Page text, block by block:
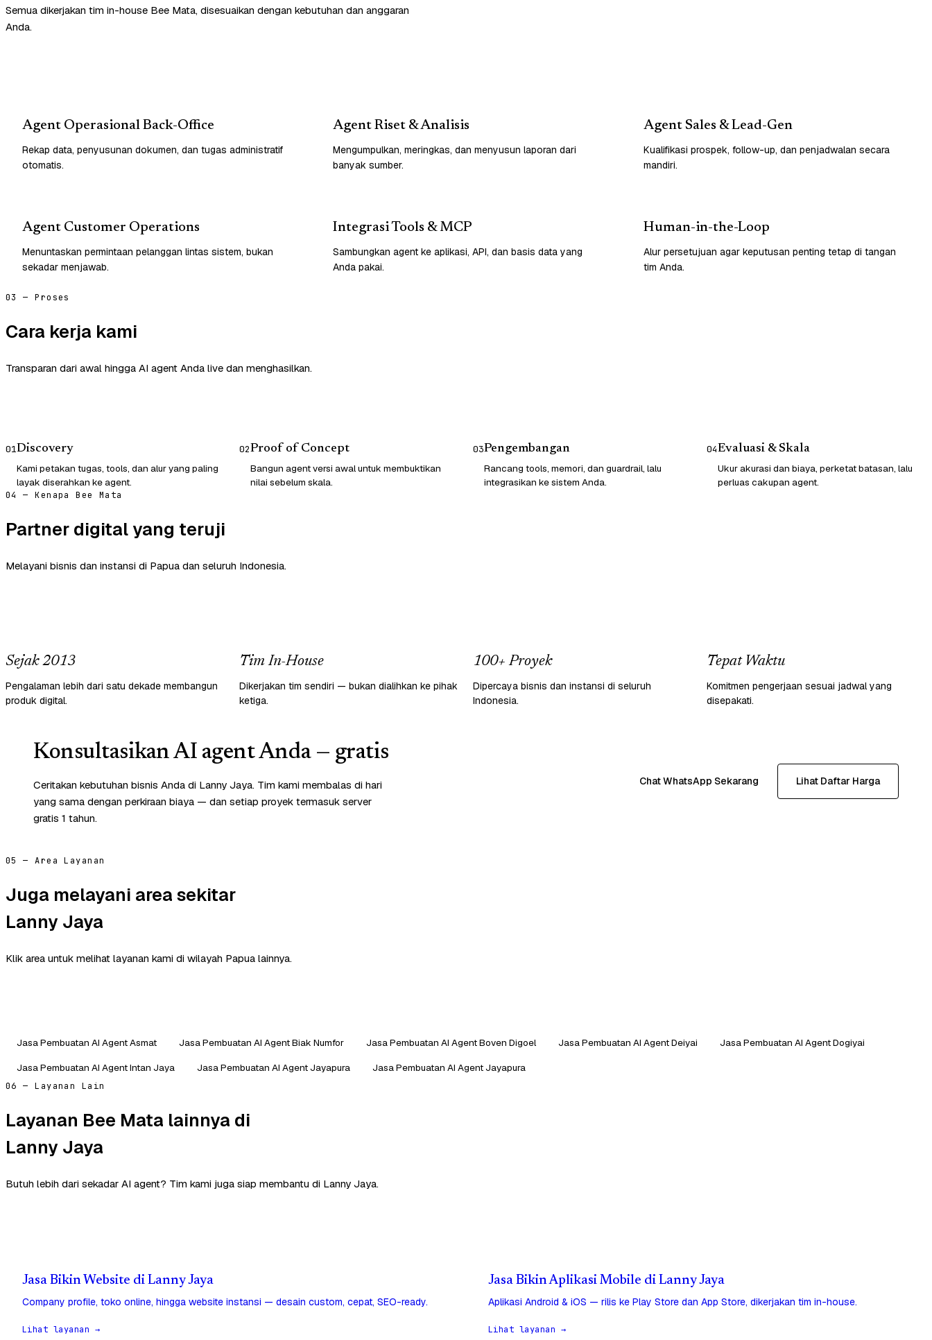
Semua dikerjakan tim in-house Bee Mata, disesuaikan dengan kebutuhan dan anggaran
Anda.
Agent Operasional Back-Office
Rekap data, penyusunan dokumen, dan tugas administratif
otomatis.
Agent Riset & Analisis
Mengumpulkan, meringkas, dan menyusun laporan dari
banyak sumber.
Agent Sales & Lead-Gen
Kualifikasi prospek, follow-up, dan penjadwalan secara
mandiri.
Agent Customer Operations
Menuntaskan permintaan pelanggan lintas sistem, bukan
sekadar menjawab.
Integrasi Tools & MCP
Sambungkan agent ke aplikasi, API, dan basis data yang
Anda pakai.
Human-in-the-Loop
Alur persetujuan agar keputusan penting tetap di tangan
tim Anda.
03 — Proses
Cara kerja kami
Transparan dari awal hingga AI agent Anda live dan menghasilkan.
01Discovery
Kami petakan tugas, tools, dan alur yang paling
layak diserahkan ke agent.
02Proof of Concept
Bangun agent versi awal untuk membuktikan
nilai sebelum skala.
03Pengembangan
Rancang tools, memori, dan guardrail, lalu
integrasikan ke sistem Anda.
04Evaluasi & Skala
Ukur akurasi dan biaya, perketat batasan, lalu
perluas cakupan agent.
04 — Kenapa Bee Mata
Partner digital yang teruji
Melayani bisnis dan instansi di Papua dan seluruh Indonesia.
Sejak 2013
Pengalaman lebih dari satu dekade membangun
produk digital.
Tim In-House
Dikerjakan tim sendiri — bukan dialihkan ke pihak
ketiga.
100+ Proyek
Dipercaya bisnis dan instansi di seluruh
Indonesia.
Tepat Waktu
Komitmen pengerjaan sesuai jadwal yang
disepakati.
Konsultasikan AI agent Anda — gratis
Ceritakan kebutuhan bisnis Anda di Lanny Jaya. Tim kami membalas di hari
yang sama dengan perkiraan biaya — dan setiap proyek termasuk server
gratis 1 tahun.
Chat WhatsApp Sekarang Lihat Daftar Harga
05 — Area Layanan
Juga melayani area sekitar
Lanny Jaya
Klik area untuk melihat layanan kami di wilayah Papua lainnya.
Jasa Pembuatan AI Agent Asmat Jasa Pembuatan AI Agent Biak Numfor Jasa Pembuatan AI Agent Boven Digoel Jasa Pembuatan AI Agent Deiyai
Jasa Pembuatan AI Agent Dogiyai
Jasa Pembuatan AI Agent Intan Jaya
Jasa Pembuatan AI Agent Jayapura Jasa Pembuatan AI Agent Jayapura
06 — Layanan Lain
Layanan Bee Mata lainnya di
Lanny Jaya
Butuh lebih dari sekadar AI agent? Tim kami juga siap membantu di Lanny Jaya.
Jasa Bikin Website di Lanny Jaya
Company profile, toko online, hingga website instansi — desain custom, cepat, SEO-ready.
Lihat layanan →
Jasa Bikin Aplikasi Mobile di Lanny Jaya
Aplikasi Android & iOS — rilis ke Play Store dan App Store, dikerjakan tim in-house.
Lihat layanan →